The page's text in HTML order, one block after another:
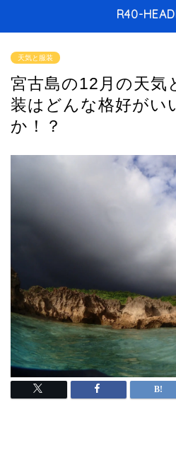
R40-
天気と服装
宮古島の12月の天気
装はどんな格好がい
か！？